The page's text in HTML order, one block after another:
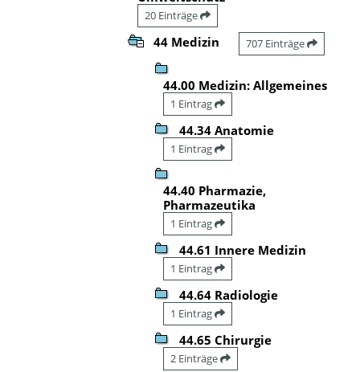
20 Einträge
44 Medizin 707 Einträge
44.00 Medizin: Allgemeines
1 Eintrag
44.34 Anatomie
1 Eintrag
44.40 Pharmazie,
Pharmazeutika
1 Eintrag
44.61 Innere Medizin
1 Eintrag
44.64 Radiologie
1 Eintrag
44.65 Chirurgie
2 Einträge